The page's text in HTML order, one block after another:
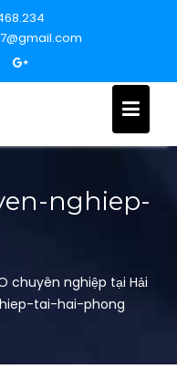
nghiep-
chuyên nghiệp tại Hải
tai-hai-phong